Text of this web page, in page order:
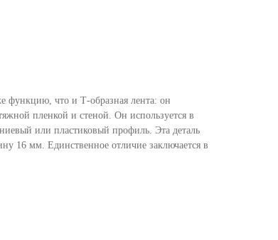
функцию, что и Т-образная лента: он
пленкой и стеной. Он используется в
или пластиковый профиль. Эта деталь
16 мм. Единственное отличие заключается в